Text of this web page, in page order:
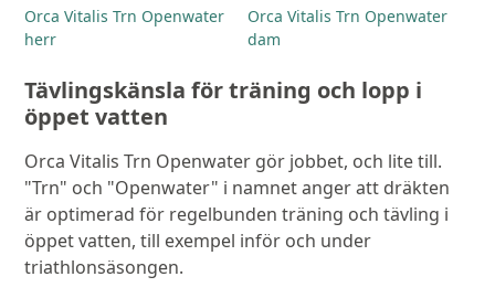
Orca Vitalis Trn Openwater
herr
Orca Vitalis Trn Openwater
dam
Tävlingskänsla för träning och lopp i
öppet vatten
Orca Vitalis Trn Openwater gör jobbet, och lite till.
"Trn" och "Openwater" i namnet anger att dräkten
är optimerad för regelbunden träning och tävling i
öppet vatten, till exempel inför och under
triathlonsäsongen.